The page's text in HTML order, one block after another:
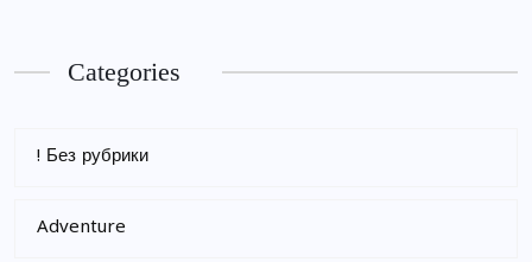
Categories
! Без рубрики
Adventure